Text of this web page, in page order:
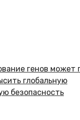
генов может
глобальную
безопасность